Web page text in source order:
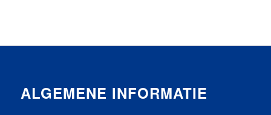
ALGEMENE INFORMATIE